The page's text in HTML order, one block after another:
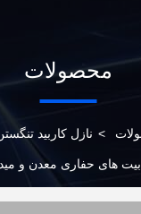
محصولات
> نازل کاربید
های حفاری معدن و